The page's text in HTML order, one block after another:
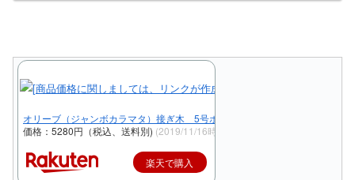
オリーブ（ジャンボカラマタ）接ぎ木 5号ポット植え《果樹苗》
価格：5280円（税込、送料別) (2019/11/16時点)
楽天で購入